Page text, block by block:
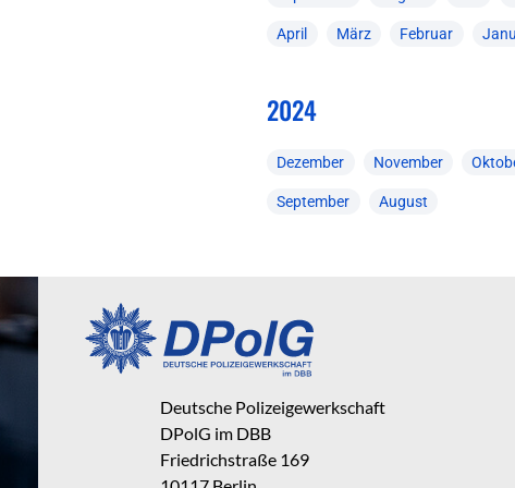
April März Februar
2024
Dezember November
September August
Deutsche Polizeigewerkschaft
DPolG im DBB
Friedrichstraße 169